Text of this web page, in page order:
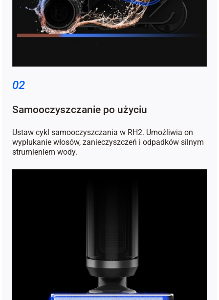
02
Samooczyszczanie po użyciu
Ustaw cykl samooczyszczania w RH2. Umożliwia on
wypłukanie włosów, zanieczyszczeń i odpadków silnym
strumieniem wody.